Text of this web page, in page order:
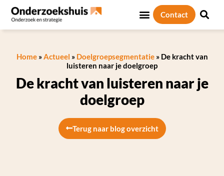
Contact
Home»Actueel » Doelgroepsegmentatie» De kracht van
luisteren naar je doelgroep
De kracht van luisteren naar je
doelgroep
Terug naar blog overzicht